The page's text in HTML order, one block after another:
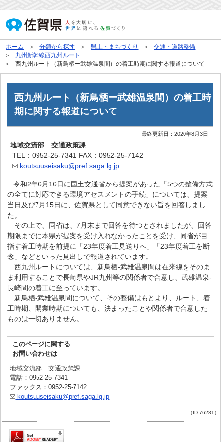
ホーム 分類から探す 県土・まちづくり
交通・道路整備
九州新幹線西九州ルート
西九州ルート（新鳥栖ー武雄温泉間）の着工時期に関する報道について
西九州ルート（新鳥栖ー武雄温泉間）の着工時
期に関する報道について
最終更新日：2020年8月3日
地域交流部 交通政策課
TEL：0952-25-7341 FAX：0952-25-7142
koutsuuseisaku@pref.saga.lg.jp
令和2年6月16日に国土交通省から提案があった「5つの整備方式
の全てに対応できる環境アセスメントの手続」については、提案
当日及び7月15日に、佐賀県として同意できない旨を回答しまし
た。
その上で、同省は、7月末まで回答を待つとされましたが、回答
期限までに本県が提案を受け入れなかったことを受け、同省が目
指す着工時期を前提に「23年度着工見送りへ」「23年度着工を断
念」などといった見出しで報道されています。
西九州ルートについては、新鳥栖-武雄温泉間は在来線をそのま
ま利用することで長崎県やJR九州等の関係者で合意し、武雄温泉-
長崎間の着工に至っています。
新鳥栖-武雄温泉間について、その整備はもとより、ルート、着
工時期、開業時期についても、決まったことや関係者で合意した
ものは一切ありません。
このページに関する
お問い合わせは
地域交流部 交通政策課
電話：0952-25-7341
ファックス：0952-25-7142
koutsuuseisaku@pref.saga.lg.jp
（ID:76281）